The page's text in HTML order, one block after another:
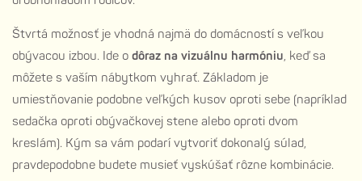
Štvrtá možnosť je vhodná najmä do domácností s veľkou
obývacou izbou. Ide o dôraz na vizuálnu harmóniu, keď sa
môžete s vaším nábytkom vyhrať. Základom je
umiestňovanie podobne veľkých kusov oproti sebe (napríklad
sedačka oproti obývačkovej stene alebo oproti dvom
kreslám). Kým sa vám podarí vytvoriť dokonalý súlad,
pravdepodobne budete musieť vyskúšať rôzne kombinácie.